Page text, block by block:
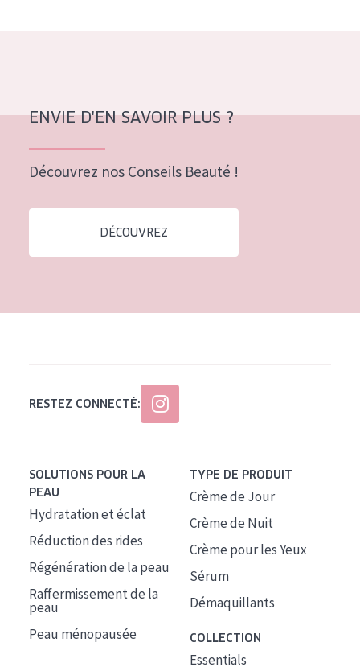
Peau normale à sèche
Peau mature
Peau ménopausée
Âge : 55+
ENVIE D'EN SAVOIR PLUS ?
Découvrez nos Conseils Beauté !
DÉCOUVREZ
RESTEZ CONNECTÉ:
SOLUTIONS POUR LA
PEAU
Hydratation et éclat
Réduction des rides
Régénération de la peau
Raffermissement de la
peau
Peau ménopausée
TYPE DE PRODUIT
Crème de Jour
Crème de Nuit
Crème pour les Yeux
Sérum
Démaquillants
COLLECTION
Essentials